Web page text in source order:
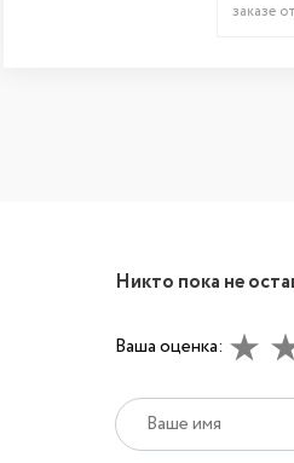
заказе
Никто пока не
Ваша оценка: